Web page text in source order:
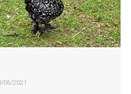
06/2021